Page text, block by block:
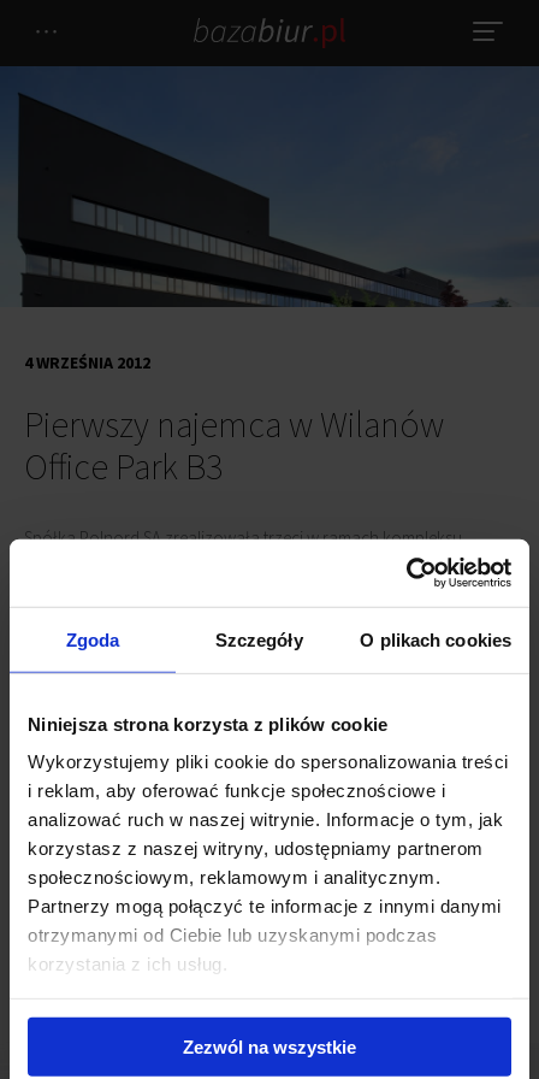
Zgoda Szczegóły O plikach cookies
Niniejsza strona korzysta z plików cookie
Wykorzystujemy pliki cookie do spersonalizowania treści
i reklam, aby oferować funkcje społecznościowe i
analizować ruch w naszej witrynie. Informacje o tym, jak
korzystasz z naszej witryny, udostępniamy partnerom
społecznościowym, reklamowym i analitycznym.
Partnerzy mogą połączyć te informacje z innymi danymi
otrzymanymi od Ciebie lub uzyskanymi podczas
korzystania z ich usług.
Zezwól na wszystkie
Pierwszy najemca w Wilanów
Office Park B3
4 WRZEŚNIA 2012
Spółka Polnord SA zrealizowała trzeci w ramach kompleksu
Wilanów Office Park B3jest
trzykondygnacyjnym biurowcem oferującym do wynajęcia ponad
zapewnia do dyspozycji przyszłych najemców 187 podziemnych
miejsc parkingowych. Biurowiec zyskał właśnie pierwszego
który wynajął 286 mkw powierzchni biurowej. Najemca wprowadzi
się do nowego biura w listopadzie.
Powiązane newsy
Polnord wprowadzi się do Wilanów Office Park(5 stycznia
2012)